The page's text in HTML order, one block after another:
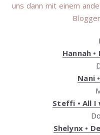
uns dann mit einem
Hannah
Nani
Steffi • All
Shelynx •